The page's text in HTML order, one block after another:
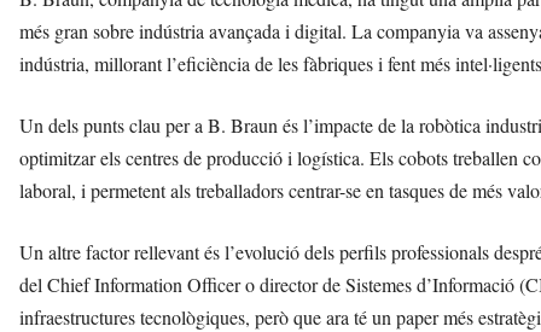
més gran sobre indústria avançada i digital. La companyia va
indústria, millorant l’eficiència de les fàbriques i fent més
Un dels punts clau per a B. Braun és l’impacte de la robòtica
optimitzar els centres de producció i logística. Els cobots treballen
laboral, i permetent als treballadors centrar-se en tasques de més
Un altre factor rellevant és l’evolució dels perfils professionals
del Chief Information Officer o director de Sistemes d’Informació
infraestructures tecnològiques, però que ara té un paper més